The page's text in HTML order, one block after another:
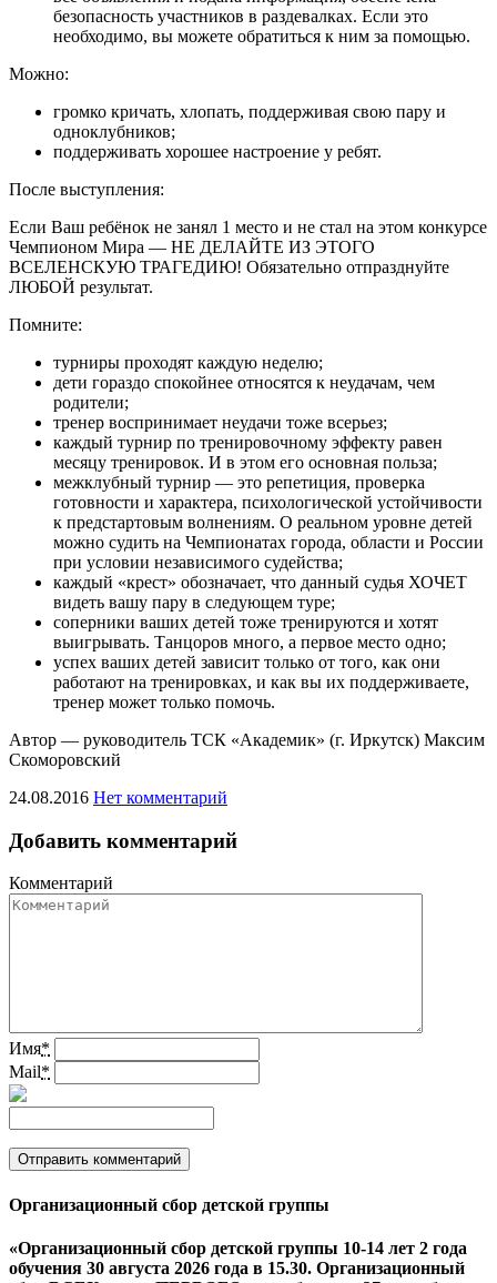
безопасность участников в раздевалках. Если это
необходимо, вы можете обратиться к ним за помощью.
Можно:
громко кричать, хлопать, поддерживая свою пару и
одноклубников;
поддерживать хорошее настроение у ребят.
После выступления:
Если Ваш ребёнок не занял 1 место и не стал на этом конкурсе
Чемпионом Мира — НЕ ДЕЛАЙТЕ ИЗ ЭТОГО
ВСЕЛЕНСКУЮ ТРАГЕДИЮ! Обязательно отпразднуйте
ЛЮБОЙ результат.
Помните:
турниры проходят каждую неделю;
дети гораздо спокойнее относятся к неудачам, чем
родители;
тренер воспринимает неудачи тоже всерьез;
каждый турнир по тренировочному эффекту равен
месяцу тренировок. И в этом его основная польза;
межклубный турнир — это репетиция, проверка
готовности и характера, психологической устойчивости
к предстартовым волнениям. О реальном уровне детей
можно судить на Чемпионатах города, области и России
при условии независимого судейства;
каждый «крест» обозначает, что данный судья ХОЧЕТ
видеть вашу пару в следующем туре;
соперники ваших детей тоже тренируются и хотят
выигрывать. Танцоров много, а первое место одно;
успех ваших детей зависит только от того, как они
работают на тренировках, и как вы их поддерживаете,
тренер может только помочь.
Автор — руководитель ТСК «Академик» (г. Иркутск) Максим
Скоморовский
24.08.2016 Нет комментарий
Добавить комментарий
Комментарий
Имя*
Mail*
Организационный сбор детской группы
«Организационный сбор детской группы 10-14 лет 2 года
обучения 30 августа 2026 года в 15.30. Организационный